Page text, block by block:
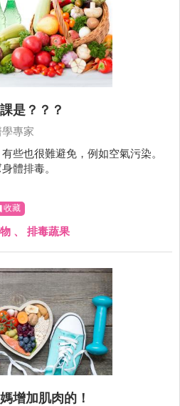
是？？？
專家
些也很難避免，例如空氣污染。
體排毒。
收藏
、 排毒蔬果
增加肌肉的！